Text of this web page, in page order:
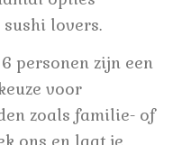
lovers.
6 personen zijn een
voor
zoals familie- of